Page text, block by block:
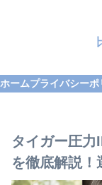
ホームプライバシー
タイガー圧
を徹底解説！